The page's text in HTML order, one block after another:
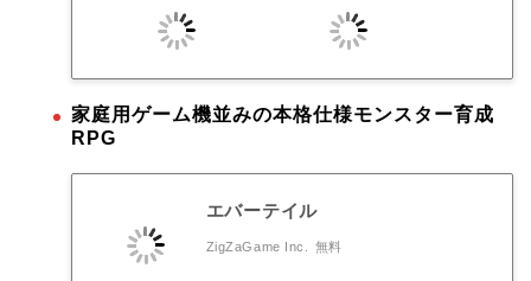
家庭用ゲーム機並みの本格仕様モンスター育成
RPG
エバーテイル
ZigZaGame Inc. 無料